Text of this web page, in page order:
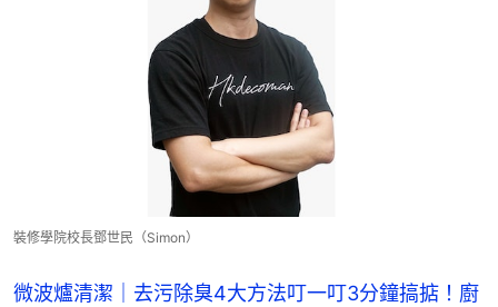
裝修學院校長鄧世民（Simon）
微波爐清潔｜去污除臭4大方法叮一叮3分鐘搞掂！廚